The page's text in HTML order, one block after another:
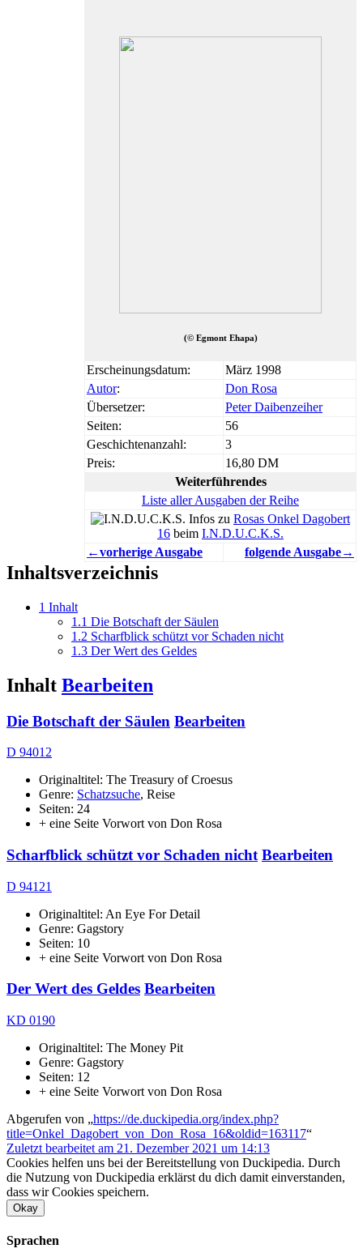
(© Egmont Ehapa)
Erscheinungsdatum:
März 1998
Autor:
Don Rosa
Übersetzer:
Peter Daibenzeiher
Seiten:
56
Geschichtenanzahl:
3
Preis:
16,80 DM
Weiterführendes
Liste aller Ausgaben der Reihe
Infos zu Rosas Onkel Dagobert
16 beim I.N.D.U.C.K.S.
←vorherige Ausgabe
folgende Ausgabe→
Inhaltsverzeichnis
1 Inhalt
1.1 Die Botschaft der Säulen
1.2 Scharfblick schützt vor Schaden nicht
1.3 Der Wert des Geldes
Inhalt Bearbeiten
Die Botschaft der Säulen Bearbeiten
D 94012
Originaltitel: The Treasury of Croesus
Genre: Schatzsuche, Reise
Seiten: 24
+ eine Seite Vorwort von Don Rosa
Scharfblick schützt vor Schaden nicht Bearbeiten
D 94121
Originaltitel: An Eye For Detail
Genre: Gagstory
Seiten: 10
+ eine Seite Vorwort von Don Rosa
Der Wert des Geldes Bearbeiten
KD 0190
Originaltitel: The Money Pit
Genre: Gagstory
Seiten: 12
+ eine Seite Vorwort von Don Rosa
Abgerufen von „https://de.duckipedia.org/index.php?
title=Onkel_Dagobert_von_Don_Rosa_16&oldid=163117“
Zuletzt bearbeitet am 21. Dezember 2021 um 14:13
Cookies helfen uns bei der Bereitstellung von Duckipedia. Durch
die Nutzung von Duckipedia erklärst du dich damit einverstanden,
dass wir Cookies speichern.
Okay
Sprachen